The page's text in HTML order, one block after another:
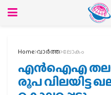
Home വാര്‍ത്ത ലോകം
എൻഐഎ
രൂപ വിലയിട്ട